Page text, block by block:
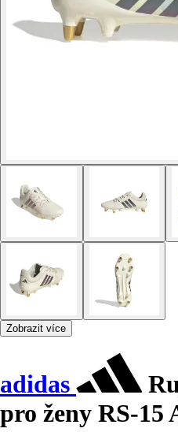
Zobrazit více
adidas
pro ženy RS-15